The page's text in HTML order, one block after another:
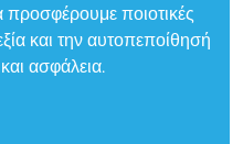
προσφέρουμε ποιοτικές
και την αυτοπεποίθησή
ασφάλεια.